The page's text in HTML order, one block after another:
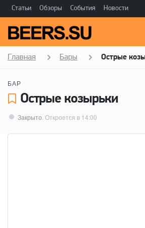
Статьи Обзоры События Новости
Главная Бары Острые
БАР
Острые козырьки
Закрыто . Откроется в 14:00